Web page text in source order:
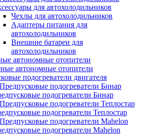
для автохолодильников
Чехлы для автохолодильников
Адаптеры питания для
автохолодильников
Внешние батареи для
автохолодильников
автономные отопители
автономные отопители
подогреватели двигателя
подогреватели Бинар
подогреватели Теплостар
подогреватели Mahelon